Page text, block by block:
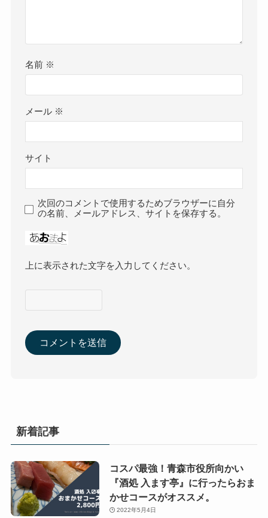
名前 ※
メール ※
サイト
次回のコメントで使用するためブラウザーに自分
の名前、メールアドレス、サイトを保存する。
上に表示された文字を入力してください。
新着記事
コスパ最強！青森市役所向かい
『酒処 入ます亭』に行ったらおま
かせコースがオススメ。
2022年5月4日